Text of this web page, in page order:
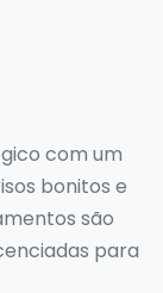
com um
bonitos e
são
para